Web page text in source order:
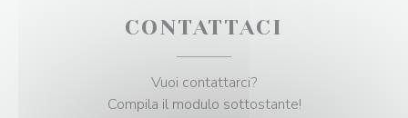
CONTATTACI
Vuoi contattarci?
Compila il modulo sottostante!